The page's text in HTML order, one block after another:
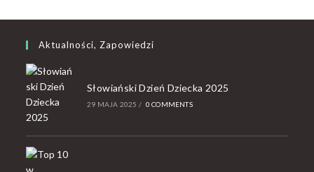
Aktualności, Zapowiedzi
Słowiański Dzień Dziecka 2025
29 MAJA 2025 / 0 COMMENTS